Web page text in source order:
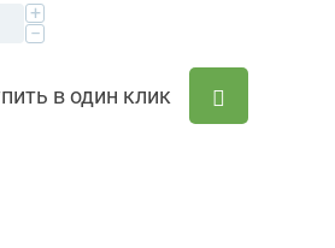
+
−
в один клик